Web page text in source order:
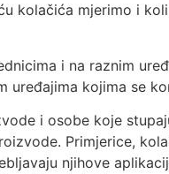
kolačića mjerimo i
i na raznim
uređajima kojima se
i osobe koje
Primjerice,
njihove